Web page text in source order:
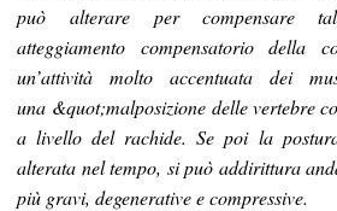
può alterare per compensare
atteggiamento compensatorio della
un’attività molto accentuata dei
una &quot;malposizione delle vertebre
a livello del rachide. Se poi la
alterata nel tempo, si può addirittura
più gravi, degenerative e compressive.